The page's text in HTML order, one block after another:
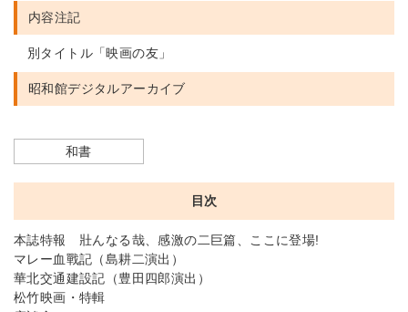
内容注記
別タイトル「映画の友」
昭和館デジタルアーカイブ
和書
目次
本誌特報 壯んなる哉、感激の二巨篇、ここに登場!
マレー血戰記（島耕二演出）
華北交通建設記（豊田四郎演出）
松竹映画・特輯